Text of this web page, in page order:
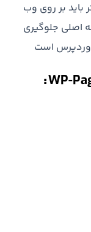
باید بر روی وب
اصلی جلوگیری
وردپرس است